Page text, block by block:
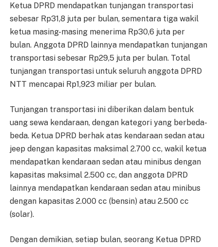
Ketua DPRD mendapatkan tunjangan transportasi
sebesar Rp31,8 juta per bulan, sementara tiga wakil
ketua masing-masing menerima Rp30,6 juta per
bulan. Anggota DPRD lainnya mendapatkan tunjangan
transportasi sebesar Rp29,5 juta per bulan. Total
tunjangan transportasi untuk seluruh anggota DPRD
NTT mencapai Rp1,923 miliar per bulan.
Tunjangan transportasi ini diberikan dalam bentuk
uang sewa kendaraan, dengan kategori yang berbeda-
beda. Ketua DPRD berhak atas kendaraan sedan atau
jeep dengan kapasitas maksimal 2.700 cc, wakil ketua
mendapatkan kendaraan sedan atau minibus dengan
kapasitas maksimal 2.500 cc, dan anggota DPRD
lainnya mendapatkan kendaraan sedan atau minibus
dengan kapasitas 2.000 cc (bensin) atau 2.500 cc
(solar).
Dengan demikian, setiap bulan, seorang Ketua DPRD